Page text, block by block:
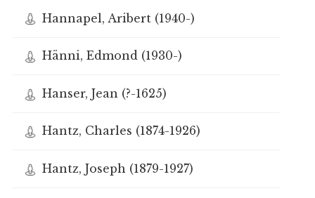
Hannapel, Aribert (1940-)
Hänni, Edmond (1930-)
Hanser, Jean (?-1625)
Hantz, Charles (1874-1926)
Hantz, Joseph (1879-1927)